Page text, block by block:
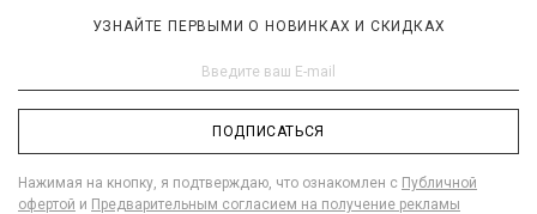
УЗНАЙТЕ ПЕРВЫМИ О НОВИНКАХ И СКИДКАХ
ПОДПИСАТЬСЯ
Нажимая на кнопку, я подтверждаю, что ознакомлен с Публичной
офертой и Предварительным согласием на получение рекламы